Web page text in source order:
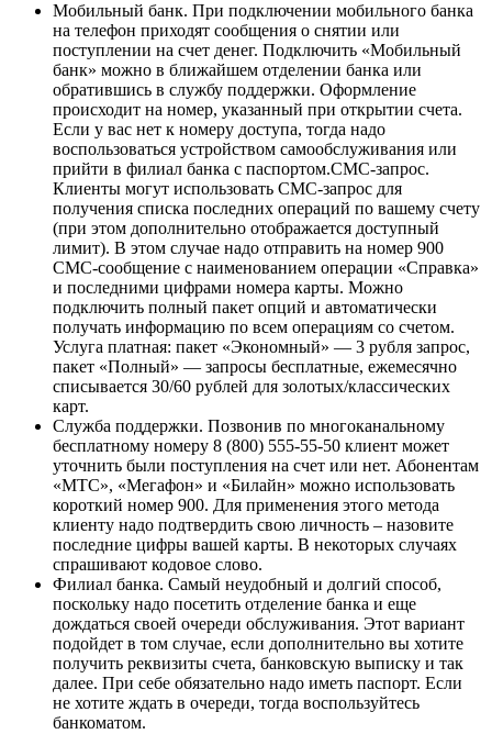
Мобильный банк. При подключении мобильного банка
на телефон приходят сообщения о снятии или
поступлении на счет денег. Подключить «Мобильный
банк» можно в ближайшем отделении банка или
обратившись в службу поддержки. Оформление
происходит на номер, указанный при открытии счета.
Если у вас нет к номеру доступа, тогда надо
воспользоваться устройством самообслуживания или
прийти в филиал банка с паспортом.СМС-запрос.
Клиенты могут использовать СМС-запрос для
получения списка последних операций по вашему счету
(при этом дополнительно отображается доступный
лимит). В этом случае надо отправить на номер 900
СМС-сообщение с наименованием операции «Справка»
и последними цифрами номера карты. Можно
подключить полный пакет опций и автоматически
получать информацию по всем операциям со счетом.
Услуга платная: пакет «Экономный» — 3 рубля запрос,
пакет «Полный» — запросы бесплатные, ежемесячно
списывается 30/60 рублей для золотых/классических
карт.
Служба поддержки. Позвонив по многоканальному
бесплатному номеру 8 (800) 555-55-50 клиент может
уточнить были поступления на счет или нет. Абонентам
«МТС», «Мегафон» и «Билайн» можно использовать
короткий номер 900. Для применения этого метода
клиенту надо подтвердить свою личность – назовите
последние цифры вашей карты. В некоторых случаях
спрашивают кодовое слово.
Филиал банка. Самый неудобный и долгий способ,
поскольку надо посетить отделение банка и еще
дождаться своей очереди обслуживания. Этот вариант
подойдет в том случае, если дополнительно вы хотите
получить реквизиты счета, банковскую выписку и так
далее. При себе обязательно надо иметь паспорт. Если
не хотите ждать в очереди, тогда воспользуйтесь
банкоматом.